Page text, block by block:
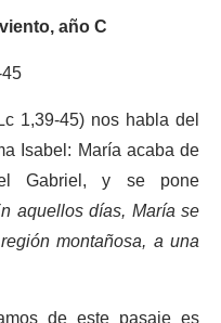
año C
1,39-45) nos habla del
Isabel: María acaba de
Gabriel, y se pone
aquellos días, María se
montañosa, a una